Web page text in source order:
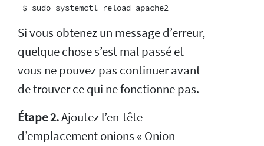
Si vous obtenez un message d’erreur,
quelque chose s’est mal passé et
vous ne pouvez pas continuer avant
de trouver ce qui ne fonctionne pas.
Étape 2.Ajoutez l’en-tête
d’emplacement onions « Onion-